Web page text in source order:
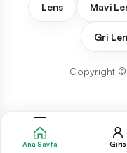
Lens Mavi
Gri
Copyright ©
Ana Sayfa Giriş